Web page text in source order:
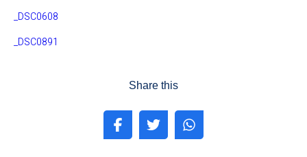
_DSC0608
_DSC0891
Share this